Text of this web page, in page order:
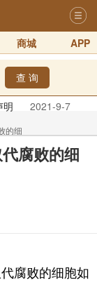
商城 APP
查 询
明
2021-9-7
服系统开通，欢迎
及感觉！！
生肖化太岁开始预
9-2
的细
腐败的细
腐败的细胞如